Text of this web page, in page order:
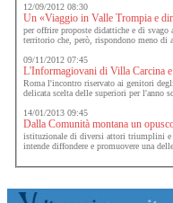
12/09/2012 08:30
Un «Viaggio in Valle Trompia e
per offrire proposte didattiche e di
territorio che, però, rispondono meno di
09/11/2012 07:45
L'Informagiovani di Villa Carcina
Roma l'incontro riservato ai genitori
delicata scelta delle superiori per l'anno
14/01/2013 09:45
Dalla Comunità montana un
istituzionale di diversi attori triumplini
intende diffondere e promuovere una